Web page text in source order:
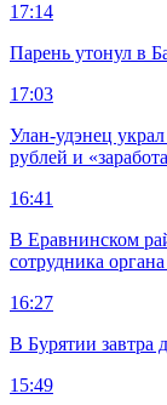
17:14
Парень утонул в
17:03
Улан-удэнец
рублей и
16:41
В Еравнинском
сотрудника
16:27
В Бурятии завтра
15:49